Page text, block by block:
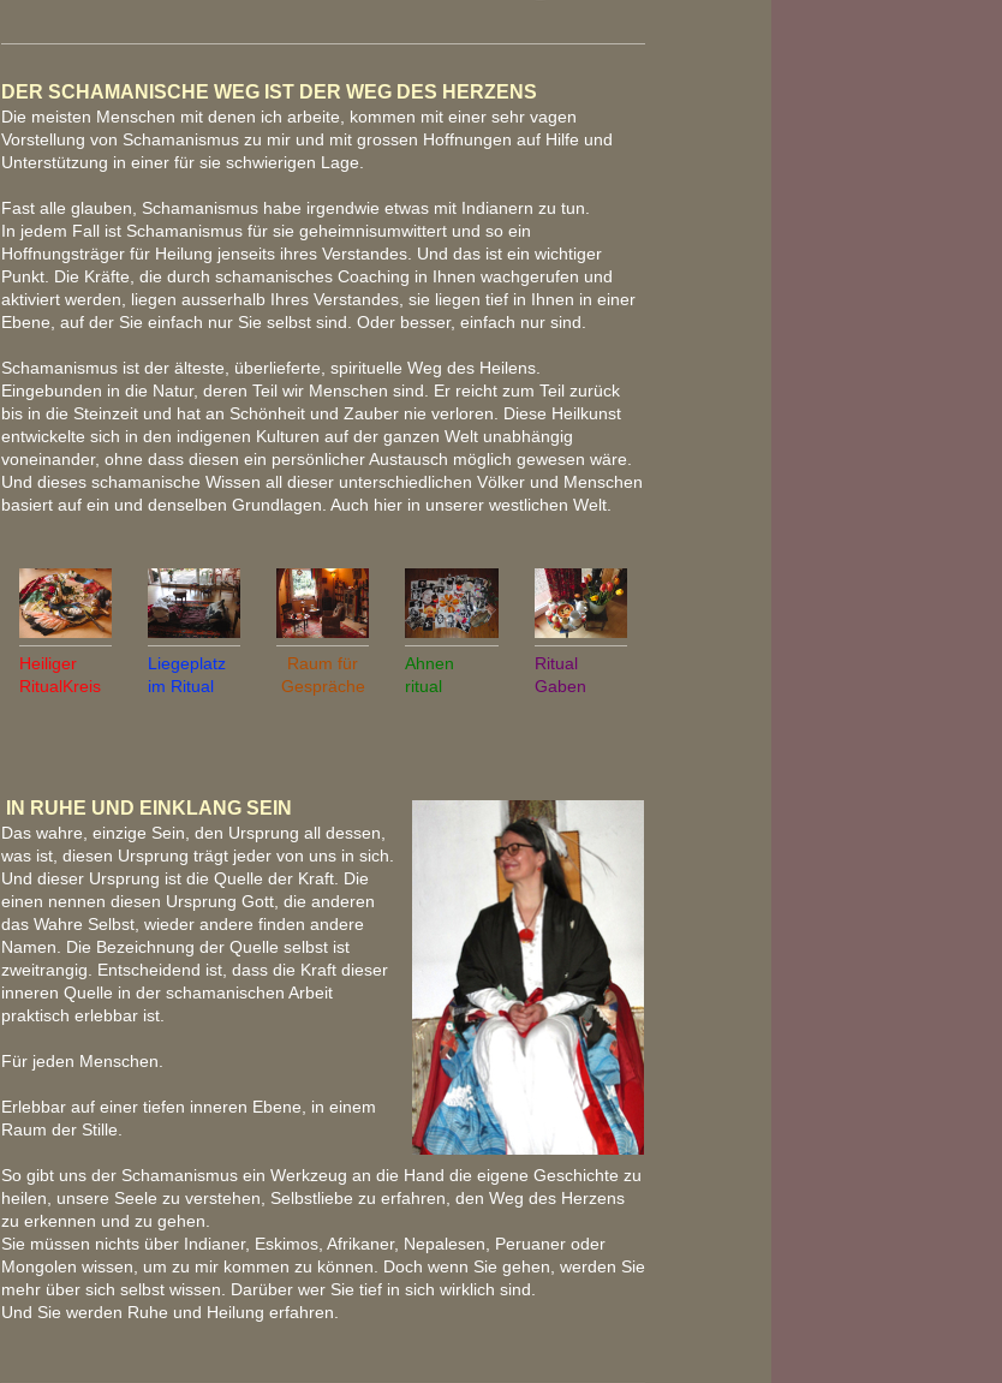
DER SCHAMANISCHE WEG IST DER WEG DES HERZENS
Die meisten Menschen mit denen ich arbeite, kommen mit einer sehr vagen
Vorstellung von Schamanismus zu mir und mit grossen Hoffnungen auf Hilfe und
Unterstützung in einer für sie schwierigen Lage.
Fast alle glauben, Schamanismus habe irgendwie etwas mit Indianern zu tun.
In jedem Fall ist Schamanismus für sie geheimnisumwittert und so ein
Hoffnungsträger für Heilung jenseits ihres Verstandes. Und das ist ein wichtiger
Punkt. Die Kräfte, die durch schamanisches Coaching in Ihnen wachgerufen und
aktiviert werden, liegen ausserhalb Ihres Verstandes, sie liegen tief in Ihnen in einer
Ebene, auf der Sie einfach nur Sie selbst sind. Oder besser, einfach nur sind.
Schamanismus ist der älteste, überlieferte, spirituelle Weg des Heilens.
Eingebunden in die Natur, deren Teil wir Menschen sind. Er reicht zum Teil zurück
bis in die Steinzeit und hat an Schönheit und Zauber nie verloren. Diese Heilkunst
entwickelte sich in den indigenen Kulturen auf der ganzen Welt unabhängig
voneinander, ohne dass diesen ein persönlicher Austausch möglich gewesen wäre.
Und dieses schamanische Wissen all dieser unterschiedlichen Völker und Menschen
basiert auf ein und denselben Grundlagen. Auch hier in unserer westlichen Welt.
Heiliger
RitualKreis
Liegeplatz
im Ritual
Raum für
Gespräche
Ahnen
ritual
Ritual
Gaben
IN RUHE UND EINKLANG SEIN
Das wahre, einzige Sein, den Ursprung all dessen,
was ist, diesen Ursprung trägt jeder von uns in sich.
Und dieser Ursprung ist die Quelle der Kraft. Die
einen nennen diesen Ursprung Gott, die anderen
das Wahre Selbst, wieder andere finden andere
Namen. Die Bezeichnung der Quelle selbst ist
zweitrangig. Entscheidend ist, dass die Kraft dieser
inneren Quelle in der schamanischen Arbeit
praktisch erlebbar ist.
Für jeden Menschen.
Erlebbar auf einer tiefen inneren Ebene, in einem
Raum der Stille.
So gibt uns der Schamanismus ein Werkzeug an die Hand die eigene Geschichte zu
heilen, unsere Seele zu verstehen, Selbstliebe zu erfahren, den Weg des Herzens
zu erkennen und zu gehen.
Sie müssen nichts über Indianer, Eskimos, Afrikaner, Nepalesen, Peruaner oder
Mongolen wissen, um zu mir kommen zu können. Doch wenn Sie gehen, werden Sie
mehr über sich selbst wissen. Darüber wer Sie tief in sich wirklich sind.
Und Sie werden Ruhe und Heilung erfahren.